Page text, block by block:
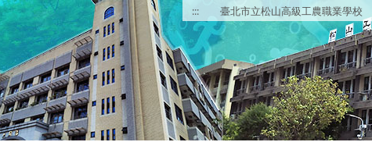
::: 臺北市立松山高級工農職業學校